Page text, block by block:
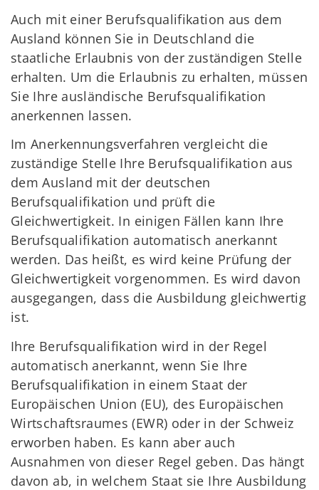
Auch mit einer Berufsqualifikation aus dem
Ausland können Sie in Deutschland die
staatliche Erlaubnis von der zuständigen Stelle
erhalten. Um die Erlaubnis zu erhalten, müssen
Sie Ihre ausländische Berufsqualifikation
anerkennen lassen.
Im Anerkennungsverfahren vergleicht die
zuständige Stelle Ihre Berufsqualifikation aus
dem Ausland mit der deutschen
Berufsqualifikation und prüft die
Gleichwertigkeit. In einigen Fällen kann Ihre
Berufsqualifikation automatisch anerkannt
werden. Das heißt, es wird keine Prüfung der
Gleichwertigkeit vorgenommen. Es wird davon
ausgegangen, dass die Ausbildung gleichwertig
ist.
Ihre Berufsqualifikation wird in der Regel
automatisch anerkannt, wenn Sie Ihre
Berufsqualifikation in einem Staat der
Europäischen Union (EU), des Europäischen
Wirtschaftsraumes (EWR) oder in der Schweiz
erworben haben. Es kann aber auch
Ausnahmen von dieser Regel geben. Das hängt
davon ab, in welchem Staat sie Ihre Ausbildung